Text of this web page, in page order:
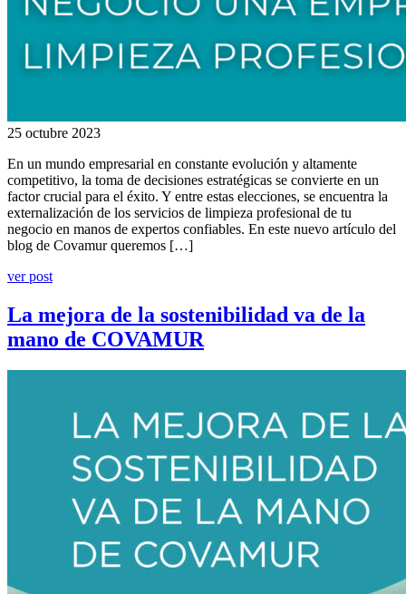
25 octubre 2023
En un mundo empresarial en constante evolución y altamente
competitivo, la toma de decisiones estratégicas se convierte en un
factor crucial para el éxito. Y entre estas elecciones, se encuentra la
externalización de los servicios de limpieza profesional de tu
negocio en manos de expertos confiables. En este nuevo artículo del
blog de Covamur queremos […]
ver post
La mejora de la sostenibilidad va de la
mano de COVAMUR